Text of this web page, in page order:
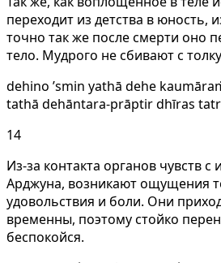
переходит из детства в юность,
точно так же после смерти оно
тело. Мудрого не сбивают с
dehino ’smin yathā dehe
tathā dehāntara-prāptir dhīras
14
Из-за контакта органов чувств с
Арджуна, возникают ощущения
удовольствия и боли. Они
временны, поэтому стойко
беспокойся.